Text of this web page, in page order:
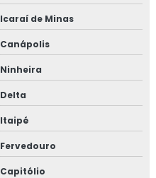
Icaraí de Minas
Canápolis
Ninheira
Delta
Itaipé
Fervedouro
Capitólio